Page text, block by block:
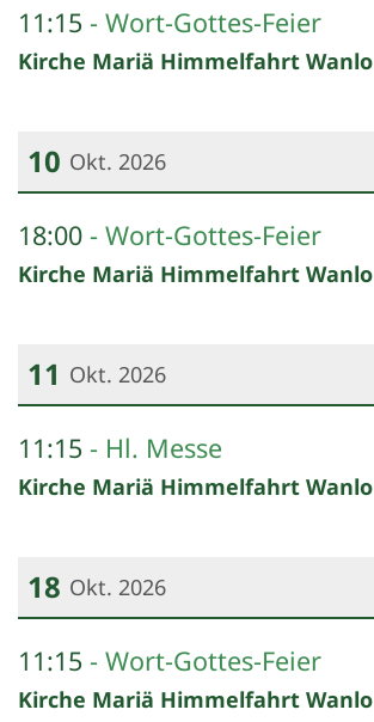
11:15 Wort-Gottes-Feier
Kirche Mariä Himmelfahrt Wanlo
10 Okt. 2026
18:00 Wort-Gottes-Feier
Kirche Mariä Himmelfahrt Wanlo
11 Okt. 2026
11:15 Hl. Messe
Kirche Mariä Himmelfahrt Wanlo
18 Okt. 2026
11:15 Wort-Gottes-Feier
Kirche Mariä Himmelfahrt Wanlo